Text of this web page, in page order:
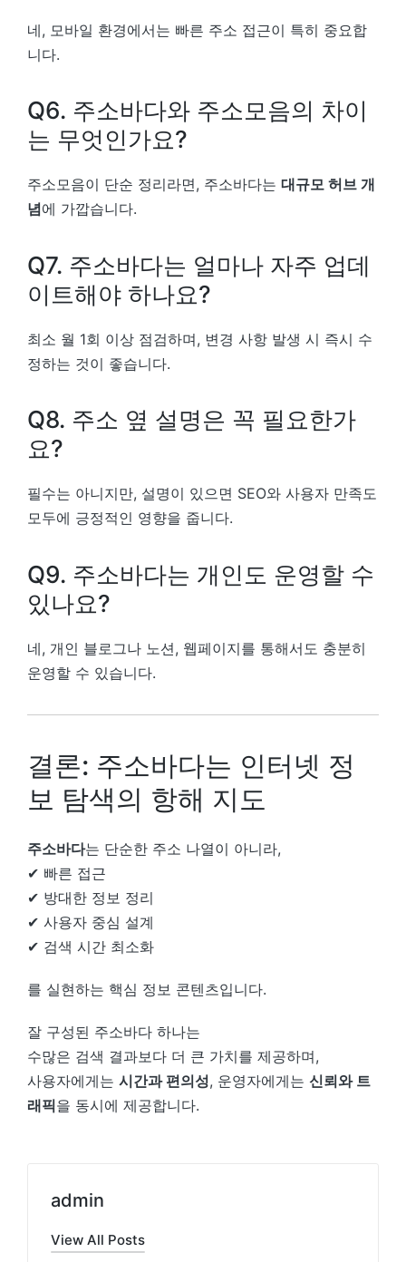
네, 모바일 환경에서는 빠른 주소 접근이 특히 중요합
니다.
Q6. 주소바다와 주소모음의 차이
는 무엇인가요?
주소모음이 단순 정리라면, 주소바다는 대규모 허브 개
념에 가깝습니다.
Q7. 주소바다는 얼마나 자주 업데
이트해야 하나요?
최소 월 1회 이상 점검하며, 변경 사항 발생 시 즉시 수
정하는 것이 좋습니다.
Q8. 주소 옆 설명은 꼭 필요한가
요?
필수는 아니지만, 설명이 있으면 SEO와 사용자 만족도
모두에 긍정적인 영향을 줍니다.
Q9. 주소바다는 개인도 운영할 수
있나요?
네, 개인 블로그나 노션, 웹페이지를 통해서도 충분히
운영할 수 있습니다.
결론: 주소바다는 인터넷 정
보 탐색의 항해 지도
주소바다는 단순한 주소 나열이 아니라,
✔ 빠른 접근
✔ 방대한 정보 정리
✔ 사용자 중심 설계
✔ 검색 시간 최소화
를 실현하는 핵심 정보 콘텐츠입니다.
잘 구성된 주소바다 하나는
수많은 검색 결과보다 더 큰 가치를 제공하며,
사용자에게는 시간과 편의성, 운영자에게는 신뢰와 트
래픽을 동시에 제공합니다.
admin
View All Posts